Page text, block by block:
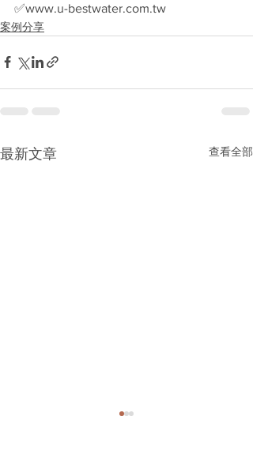
✅www.u-bestwater.com.tw
案例分享
最新文章 查看全部